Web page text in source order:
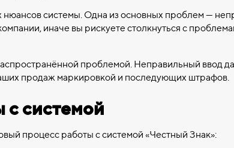
системы. Одна из основных проблем —
иначе вы рискуете столкнуться с
проблемой. Неправильный ввод
продаж маркировкой и последующих штрафов.
системой
процесс работы с системой «Честный Знак»: